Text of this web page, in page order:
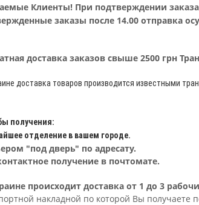
Клиенты! При подтверждении
заказы после 14.00 отправка
доставка заказов свыше 2500 грн
доставка товаров производится известными
получения:
отделение в вашем городе.
"под дверь" по адресату.
получение в почтомате.
происходит доставка от 1 до 3
накладной по которой Вы получаете